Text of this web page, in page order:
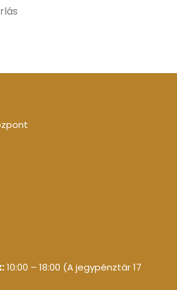
10:00 – 18:00 (A jegypénztár 17